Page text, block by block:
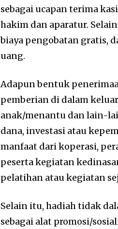
sebagai ucapan terima
hakim dan aparatur.
biaya pengobatan gratis,
uang.
Adapun bentuk
pemberian di dalam
anak/menantu dan lain-
dana, investasi atau
manfaat dari koperasi,
peserta kegiatan
pelatihan atau kegiatan
Selain itu, hadiah tidak
sebagai alat promosi/